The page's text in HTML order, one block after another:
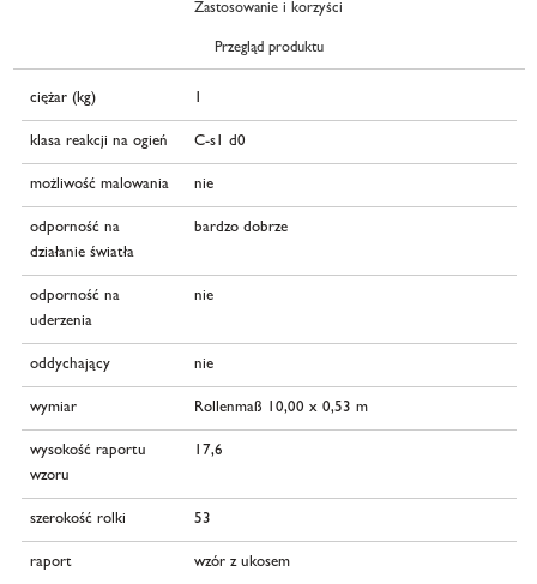
Zastosowanie i korzyści
Przegląd produktu
ciężar (kg) 1
klasa reakcji na ogień C-s1 d0
możliwość malowania nie
odporność na
działanie światła
bardzo dobrze
odporność na
uderzenia
nie
oddychający nie
wymiar Rollenmaß 10,00 x 0,53 m
wysokość raportu
wzoru
17,6
szerokość rolki 53
raport wzór z ukosem